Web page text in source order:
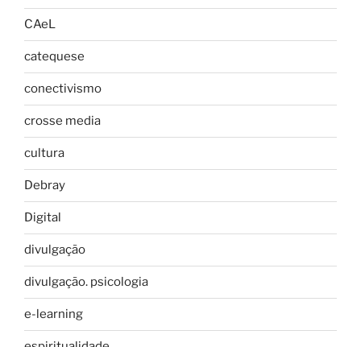
CAeL
catequese
conectivismo
crosse media
cultura
Debray
Digital
divulgação
divulgação. psicologia
e-learning